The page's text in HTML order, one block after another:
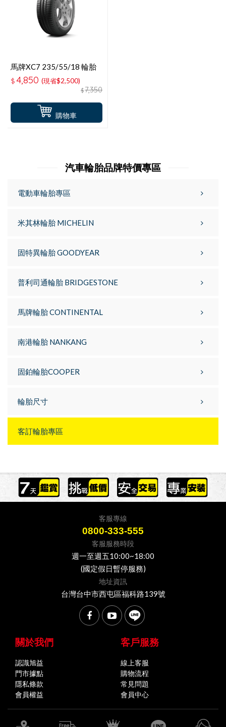
購物車
馬牌XC7 235/55/18 輪胎
$4,850 (現省$2,500)
$7,350
汽車輪胎品牌特價專區
電動車輪胎專區
米其林輪胎 MICHELIN
固特異輪胎 GOODYEAR
普利司通輪胎 BRIDGESTONE
馬牌輪胎 CONTINENTAL
南港輪胎 NANKANG
固鉑輪胎COOPER
輪胎尺寸
客訂輪胎專區
客服專線
0800-333-555
客服服務時段
週一至週五10:00~18:00
(國定假日暫停服務)
地址資訊
台灣台中市西屯區福科路139號
關於我們
認識旭益
門市據點
隱私條款
會員權益
客戶服務
線上客服
購物流程
常見問題
會員中心